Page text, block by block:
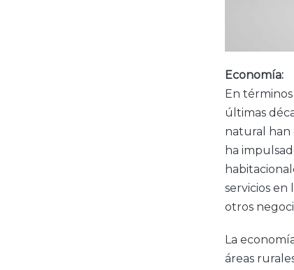
Economía:
En
últimas
natural han
ha
servicios en
otros
La
áreas